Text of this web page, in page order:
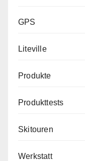
GPS
Liteville
Produkte
Produkttests
Skitouren
Werkstatt